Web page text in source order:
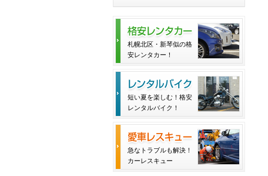
札幌北区・新琴似の格
安レンタカー！
短い夏を楽しむ！格安
レンタルバイク！
急なトラブルも解決！
カーレスキュー